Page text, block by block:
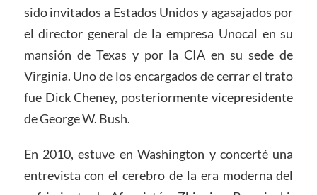
sido invitados a Estados Unidos y agasajados por
el director general de la empresa Unocal en su
mansión de Texas y por la CIA en su sede de
Virginia. Uno de los encargados de cerrar el trato
fue Dick Cheney, posteriormente vicepresidente
de George W. Bush.
En 2010, estuve en Washington y concerté una
entrevista con el cerebro de la era moderna del